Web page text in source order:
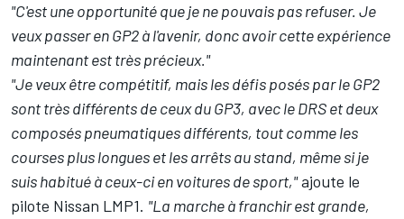
"C'est une opportunité que je ne pouvais pas refuser. Je
veux passer en GP2 à l'avenir, donc avoir cette expérience
maintenant est très précieux."
"Je veux être compétitif, mais les défis posés par le GP2
sont très différents de ceux du GP3, avec le DRS et deux
composés pneumatiques différents, tout comme les
courses plus longues et les arrêts au stand, même si je
suis habitué à ceux-ci en voitures de sport,"ajoute le
pilote Nissan LMP1. "La marche à franchir est grande,